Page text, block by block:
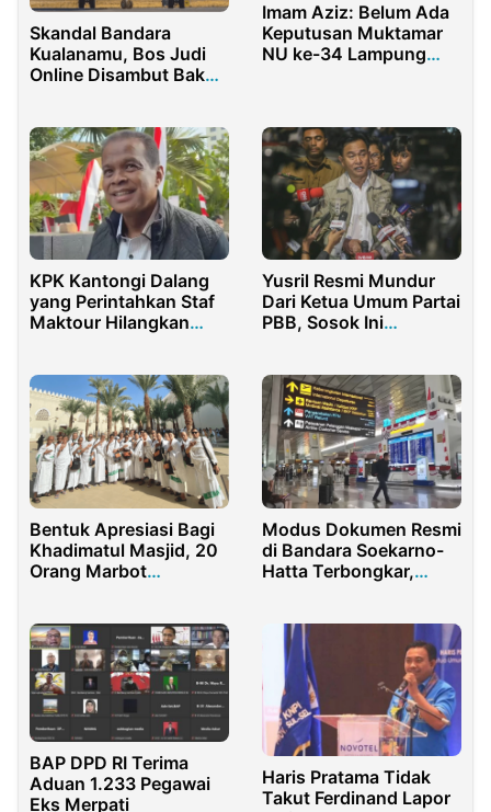
Skandal Bandara
Kualanamu, Bos Judi
Online Disambut Bak
Imam Aziz: Belum Ada
Keputusan Muktamar
NU ke-34 Lampung
KPK Kantongi Dalang
yang Perintahkan Staf
Maktour Hilangkan
Yusril Resmi Mundur
Dari Ketua Umum Partai
PBB, Sosok Ini
Bentuk Apresiasi Bagi
Khadimatul Masjid, 20
Orang Marbot
Modus Dokumen Resmi
di Bandara Soekarno-
Hatta Terbongkar,
TPPO
BAP DPD RI Terima
Aduan 1.233 Pegawai
Eks Merpati
Haris Pratama Tidak
Takut Ferdinand Lapor